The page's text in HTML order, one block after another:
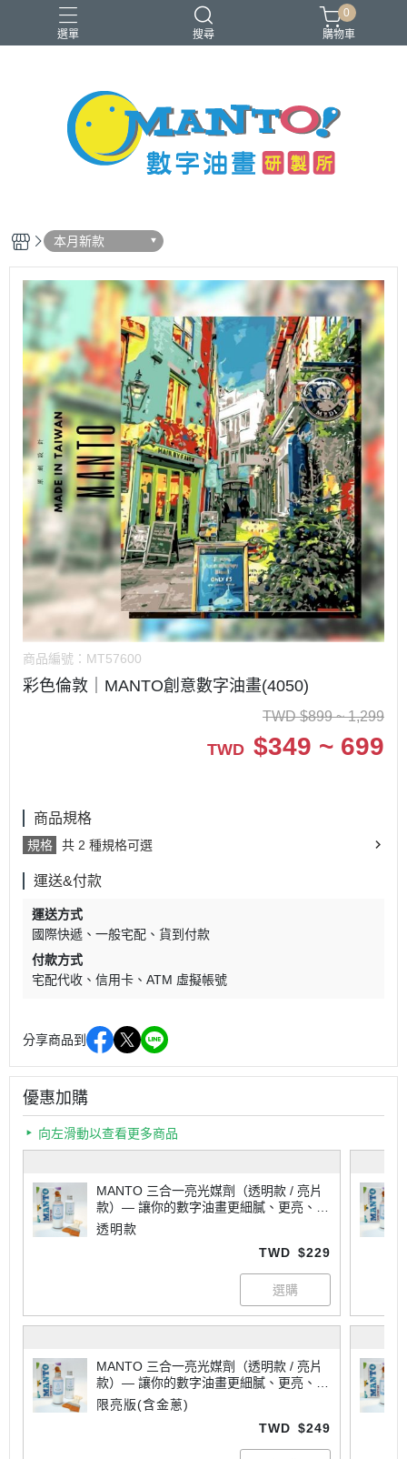
選單 搜尋
40x50cm 50x65cm
入門推薦款
本款免費升級淡彩縮時畫布
0
購物車
本月新款
商品編號： MT57600
彩色倫敦｜MANTO創意數字油畫(4050)
TWD $899 ~ 1,299
TWD $349 ~ 699
商品規格
規格 共 2 種規格可選
運送&付款
運送方式
國際快遞
一般宅配
貨到付款
付款方式
宅配代收
信用卡 ATM 虛擬帳號
分享商品到
優惠加購
向左滑動以查看更多商品
MANTO 三合一亮光媒劑（透明款 / 亮片
款）— 讓你的數字油畫更細膩、更亮、更
專業
透明款
TWD $229
MANTO 三合一亮光媒劑（透明款 / 亮片
款）— 讓你的數字油畫更細膩、更亮、更
專業
限亮版(含金蔥)
TWD $249